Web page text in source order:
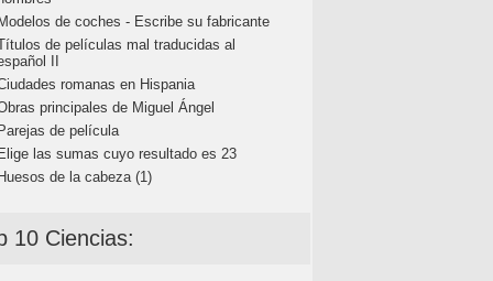
de coches - Escribe su fabricante
de películas mal traducidas al
II
romanas en Hispania
principales de Miguel Ángel
de película
las sumas cuyo resultado es 23
de la cabeza (1)
10 Ciencias: